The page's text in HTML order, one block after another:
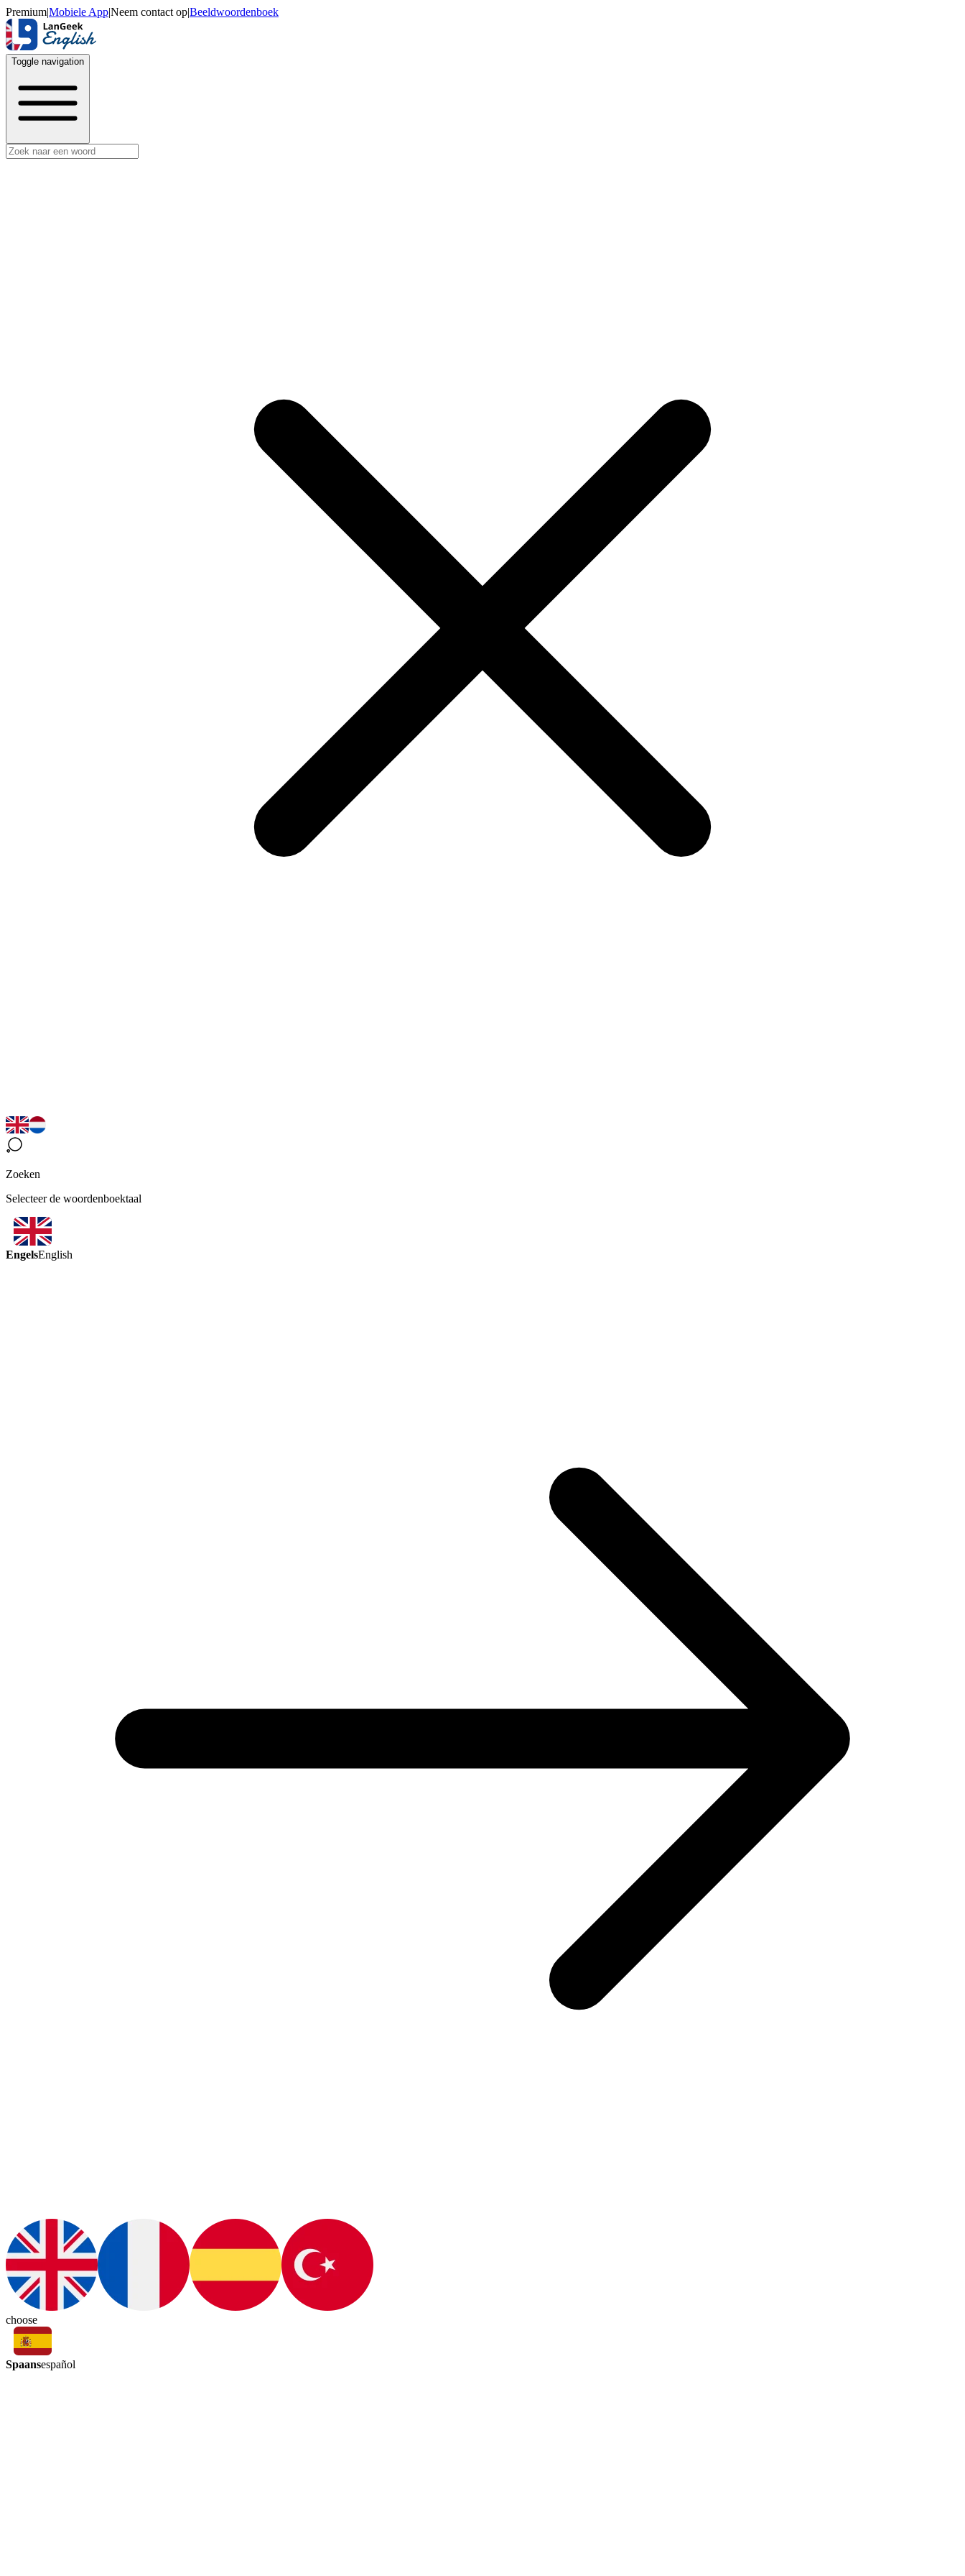
Premium|Mobiele App|Neem contact op|Beeldwoordenboek
Toggle navigation
Zoeken
Selecteer de woordenboektaal
EngelsEnglish
choose
Spaansespañol